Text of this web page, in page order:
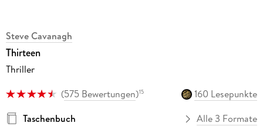
Steve Cavanagh
Thirteen
Thriller
(575 Bewertungen)15
160 Lesepunkte
Taschenbuch
Alle 3 Formate